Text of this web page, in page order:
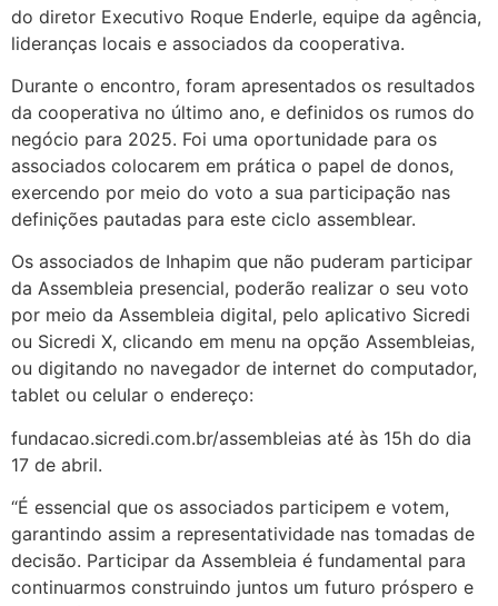
do diretor Executivo Roque Enderle, equipe da agência,
lideranças locais e associados da cooperativa.
Durante o encontro, foram apresentados os resultados
da cooperativa no último ano, e definidos os rumos do
negócio para 2025. Foi uma oportunidade para os
associados colocarem em prática o papel de donos,
exercendo por meio do voto a sua participação nas
definições pautadas para este ciclo assemblear.
Os associados de Inhapim que não puderam participar
da Assembleia presencial, poderão realizar o seu voto
por meio da Assembleia digital, pelo aplicativo Sicredi
ou Sicredi X, clicando em menu na opção Assembleias,
ou digitando no navegador de internet do computador,
tablet ou celular o endereço:
fundacao.sicredi.com.br/assembleias até às 15h do dia
17 de abril.
“É essencial que os associados participem e votem,
garantindo assim a representatividade nas tomadas de
decisão. Participar da Assembleia é fundamental para
continuarmos construindo juntos um futuro próspero e